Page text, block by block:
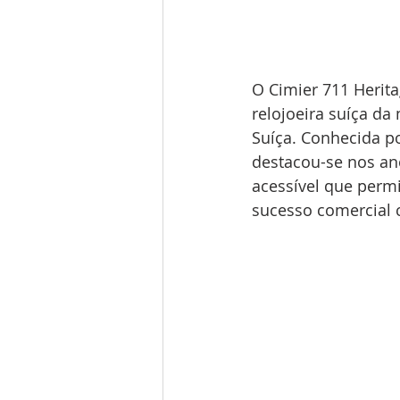
O Cimier 711
relojoeira suíça da
Suíça. Conhecida
destacou-se nos
acessível que
sucesso comercial